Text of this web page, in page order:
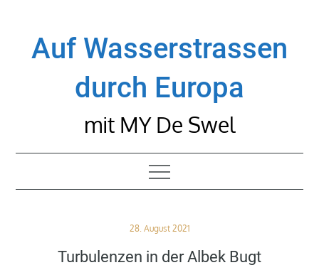
contentAuf Wasserstrassen
durch Europa
mit MY De Swel
Posted
28. August 2021
Turbulenzen in der Albek Bugt